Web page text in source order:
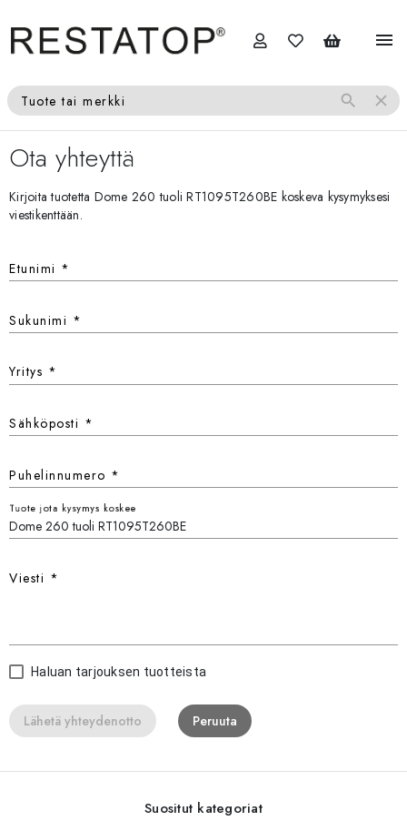
menu
Tuote tai merkki search close
Ota yhteyttä
Kirjoita tuotetta Dome 260 tuoli RT1095T260BE koskeva kysymyksesi
viestikenttään.
Etunimi *
Sukunimi *
Yritys *
Sähköposti *
Puhelinnumero *
Tuote jota kysymys koskee
Viesti *
Haluan tarjouksen tuotteista
Lähetä yhteydenotto Peruuta
Suositut kategoriat